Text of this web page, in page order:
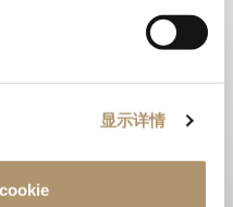
显示详情
厅和睡眠区完美相连的综合